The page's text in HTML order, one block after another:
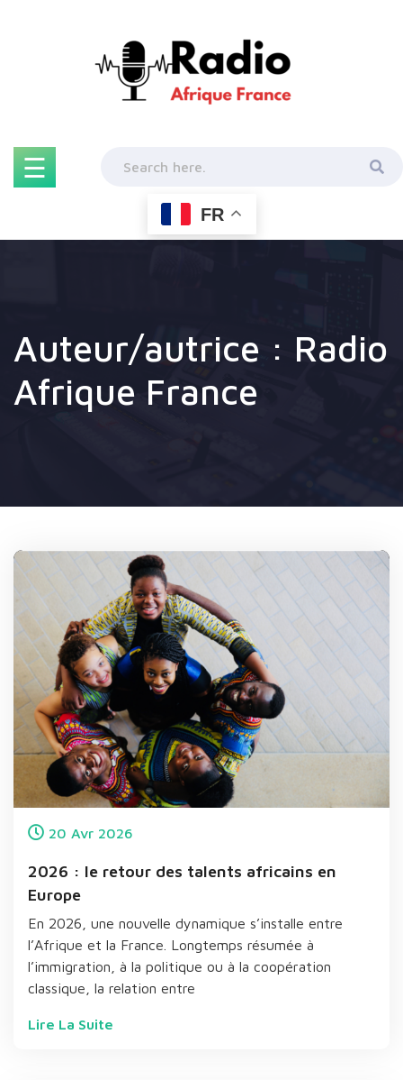
☰
FR
Auteur/autrice : Radio
Afrique France
20 Avr 2026
2026 : le retour des talents africains en
Europe
En 2026, une nouvelle dynamique s’installe entre
l’Afrique et la France. Longtemps résumée à
l’immigration, à la politique ou à la coopération
classique, la relation entre
Lire La Suite